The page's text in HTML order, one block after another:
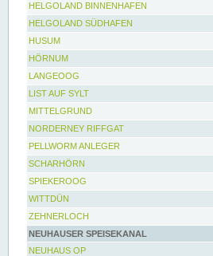
HELGOLAND BINNENHAFEN
HELGOLAND SÜDHAFEN
HUSUM
HÖRNUM
LANGEOOG
LIST AUF SYLT
MITTELGRUND
NORDERNEY RIFFGAT
PELLWORM ANLEGER
SCHARHÖRN
SPIEKEROOG
WITTDÜN
ZEHNERLOCH
NEUHAUSER SPEISEKANAL
NEUHAUS OP